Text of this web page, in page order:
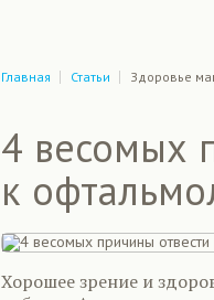
Главная Статьи Здоровье
4 весомых
к
Хорошее зрение и